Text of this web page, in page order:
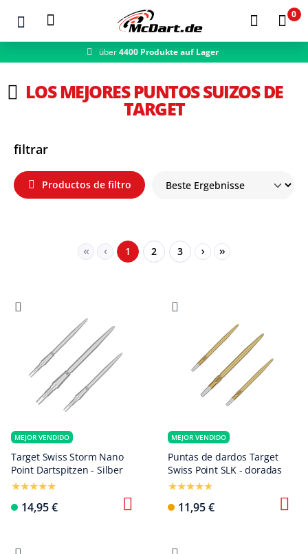
Zum Hauptinhalt springen
0
über4400 Produkte auf Lager
LOS MEJORES PUNTOS SUIZOS DE
TARGET
filtrar
Productos de filtro
Seite
1 Seite
2 Seite
3
MEJOR VENDIDO
Target Swiss Storm Nano
Point Dartspitzen - Silber
14,95 €
MEJOR VENDIDO
Puntas de dardos Target
Swiss Point SLK - doradas
11,95 €